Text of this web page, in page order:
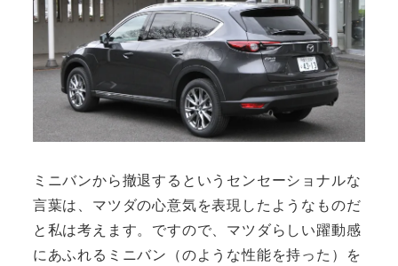
ミニバンから撤退するというセンセーショナルな
言葉は、マツダの心意気を表現したようなものだ
と私は考えます。ですので、マツダらしい躍動感
にあふれるミニバン（のような性能を持った）を